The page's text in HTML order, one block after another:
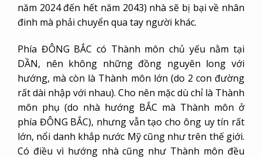
năm 2024 đến hết năm 2043) nhà sẽ bị bại về nhân
đinh mà phải chuyển qua tay người khác.
Phía ĐÔNG BẮC có Thành môn chủ yếu nằm tại
DẦN, nên không những đồng nguyên long với
hướng, mà còn là Thành môn lớn (do 2 con đường
rất dài nhập với nhau). Cho nên mặc dù chỉ là Thành
môn phụ (do nhà hướng BẮC mà Thành môn ở
phía ĐÔNG BẮC), nhưng vẫn tạo cho ông uy tín rất
lớn, nổi danh khắp nước Mỹ cũng như trên thế giới.
Có điều vì hướng nhà cũng như Thành môn đều